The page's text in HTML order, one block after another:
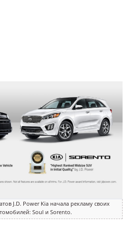
J.D. Power Kia начала рекламу своих
Soul и Sorento.